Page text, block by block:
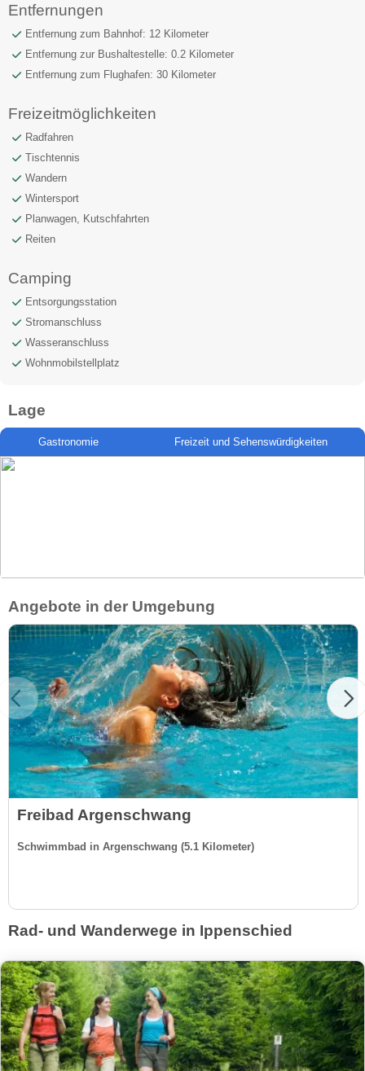
Entfernungen
Entfernung zum Bahnhof: 12 Kilometer
Entfernung zur Bushaltestelle: 0.2 Kilometer
Entfernung zum Flughafen: 30 Kilometer
Freizeitmöglichkeiten
Radfahren
Tischtennis
Wandern
Wintersport
Planwagen, Kutschfahrten
Reiten
Camping
Entsorgungsstation
Stromanschluss
Wasseranschluss
Wohnmobilstellplatz
Lage
Gastronomie Freizeit und Sehenswürdigkeiten
Angebote in der Umgebung
Freibad Argenschwang
Schwimmbad in Argenschwang (5.1 Kilometer)
Rad- und Wanderwege in Ippenschied